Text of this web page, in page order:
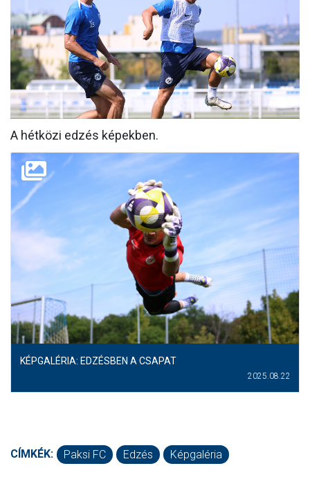
HÍREK
CSAPATOK
MÉRKŐZÉSEK
KLUB
GALÉRIA
SZURKOLÓI ÉLMÉNYEK
AKKREDITÁCIÓ
A hétközi edzés képekben.
KÉPGALÉRIA: EDZÉSBEN A CSAPAT
2025.08.22
CÍMKÉK: Paksi FC Edzés Képgaléria